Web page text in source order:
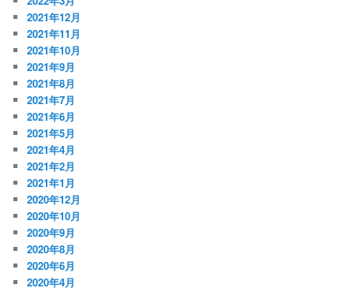
2021年12月
2021年11月
2021年10月
2021年9月
2021年8月
2021年7月
2021年6月
2021年5月
2021年4月
2021年2月
2021年1月
2020年12月
2020年10月
2020年9月
2020年8月
2020年6月
2020年4月